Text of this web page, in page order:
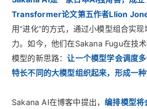
Transformer论文第五作者Llion
用“进化”的方式，通过小模型组合实
力。如今，他们在Sakana Fugu在技
模型的新思路：让一个模型学会调度
特长不同的大模型组织起来，形成一种
Sakana AI在博客中提出，编排模型将